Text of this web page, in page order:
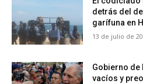
detrás del
garífuna en
13 de julio de
Gobierno de
vacíos y